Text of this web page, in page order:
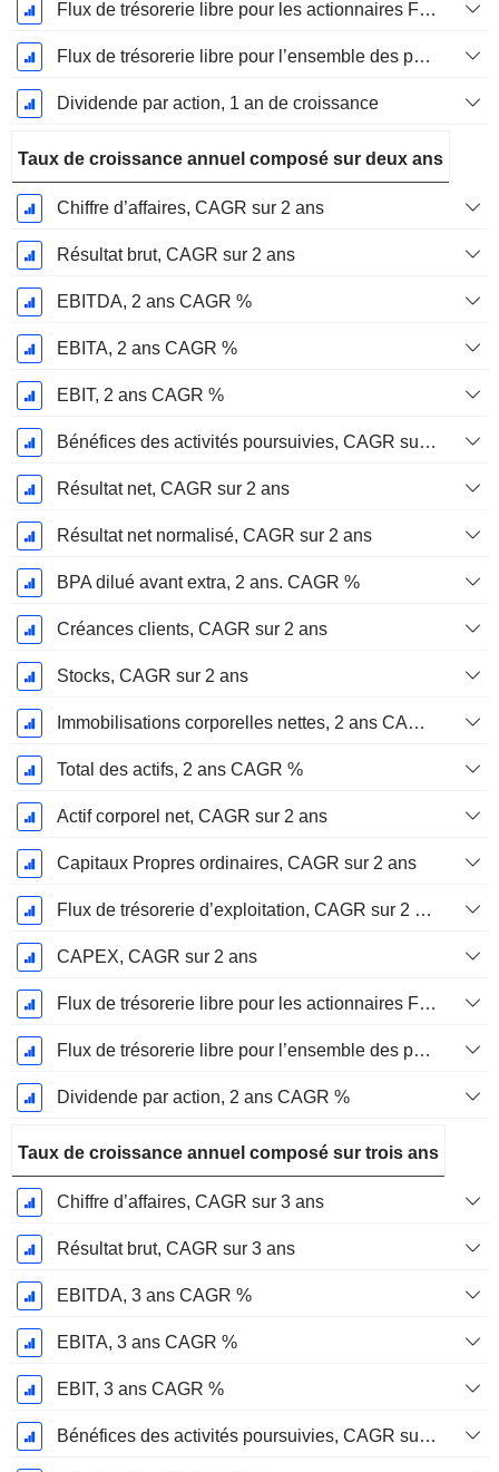
Flux de trésorerie libre pour les actionnaires FCFE, Croissance 1 an
Flux de trésorerie libre pour l’ensemble des pourvoyeurs de fonds (créanciers et actionnaires) FCFF, Croissance 1 an
Dividende par action, 1 an de croissance
Taux de croissance annuel composé sur deux ans
Chiffre d’affaires, CAGR sur 2 ans
Résultat brut, CAGR sur 2 ans
EBITDA, 2 ans CAGR %
EBITA, 2 ans CAGR %
EBIT, 2 ans CAGR %
Bénéfices des activités poursuivies, CAGR sur 2 ans
Résultat net, CAGR sur 2 ans
Résultat net normalisé, CAGR sur 2 ans
BPA dilué avant extra, 2 ans. CAGR %
Créances clients, CAGR sur 2 ans
Stocks, CAGR sur 2 ans
Immobilisations corporelles nettes, 2 ans CAGR %
Total des actifs, 2 ans CAGR %
Actif corporel net, CAGR sur 2 ans
Capitaux Propres ordinaires, CAGR sur 2 ans
Flux de trésorerie d’exploitation, CAGR sur 2 ans
CAPEX, CAGR sur 2 ans
Flux de trésorerie libre pour les actionnaires FCFE, CAGR sur 2 ans
Flux de trésorerie libre pour l’ensemble des pourvoyeurs de fonds (créanciers et actionnaires) FCFF, CAGR sur 2 ans
Dividende par action, 2 ans CAGR %
Taux de croissance annuel composé sur trois ans
Chiffre d’affaires, CAGR sur 3 ans
Résultat brut, CAGR sur 3 ans
EBITDA, 3 ans CAGR %
EBITA, 3 ans CAGR %
EBIT, 3 ans CAGR %
Bénéfices des activités poursuivies, CAGR sur 3 ans